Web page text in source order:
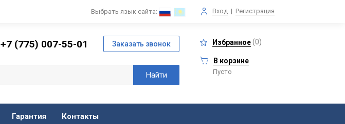
Вход | Регистрация
Выбрать язык сайта:
+7 (775) 007-55-01 Избранное(0)
В корзине
Пусто
Гарантия Контакты